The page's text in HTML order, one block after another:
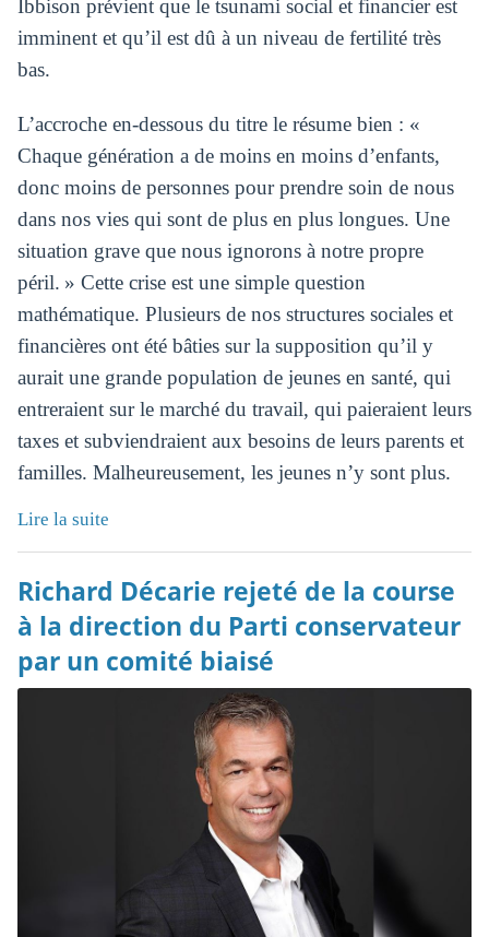
Ibbison prévient que le tsunami social et financier est
imminent et qu’il est dû à un niveau de fertilité très
bas.
L’accroche en-dessous du titre le résume bien : «
Chaque génération a de moins en moins d’enfants,
donc moins de personnes pour prendre soin de nous
dans nos vies qui sont de plus en plus longues. Une
situation grave que nous ignorons à notre propre
péril. » Cette crise est une simple question
mathématique. Plusieurs de nos structures sociales et
financières ont été bâties sur la supposition qu’il y
aurait une grande population de jeunes en santé, qui
entreraient sur le marché du travail, qui paieraient leurs
taxes et subviendraient aux besoins de leurs parents et
familles. Malheureusement, les jeunes n’y sont plus.
Lire la suite
Richard Décarie rejeté de la course
à la direction du Parti conservateur
par un comité biaisé